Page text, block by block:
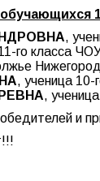
,
го класса
, ученица 10-
,
и